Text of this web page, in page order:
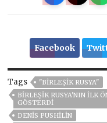
Facebook
Tags
"BIRLEŞIK RUSYA"
BIRLEŞIK RUSYA'NIN ILK
GÖSTERDI
DENIS PUSHILIN